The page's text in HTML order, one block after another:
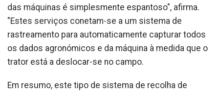
das máquinas é simplesmente espantoso", afirma.
"Estes serviços conetam-se a um sistema de
rastreamento para automaticamente capturar todos
os dados agronómicos e da máquina à medida que o
trator está a deslocar-se no campo.
Em resumo, este tipo de sistema de recolha de